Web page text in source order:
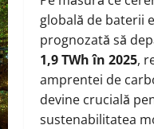
globală de baterii
prognozată să
1,9 TWh în 2025,
amprentei de
devine crucială
sustenabilitatea